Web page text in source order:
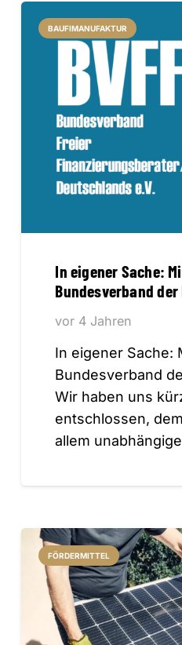
BAUFIMANUFAKTUR
In eigener Sache:
Bundesverband
vor 4 Jahren
In eigener Sache:
Bundesverband
Wir haben uns
entschlossen,
allem
FÖRDERMITTEL